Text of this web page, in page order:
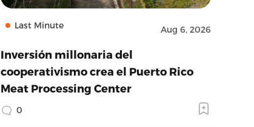
Last Minute Aug 6, 2026
Inversión millonaria del
cooperativismo crea el Puerto Rico
Meat Processing Center
0